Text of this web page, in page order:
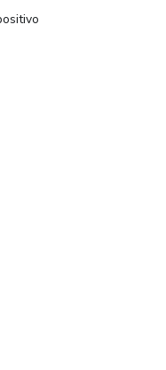
a construir tranquilidad